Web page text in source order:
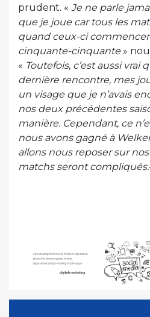
prudent. « Je ne parle
que je joue car tous les
quand ceux-ci
cinquante-cinquante»
« Toutefois, c’est aussi vrai
dernière rencontre, mes
un visage que je n’avais
nos deux précédentes
manière. Cependant, ce
nous avons gagné à
allons nous reposer sur
matchs seront compliqués.